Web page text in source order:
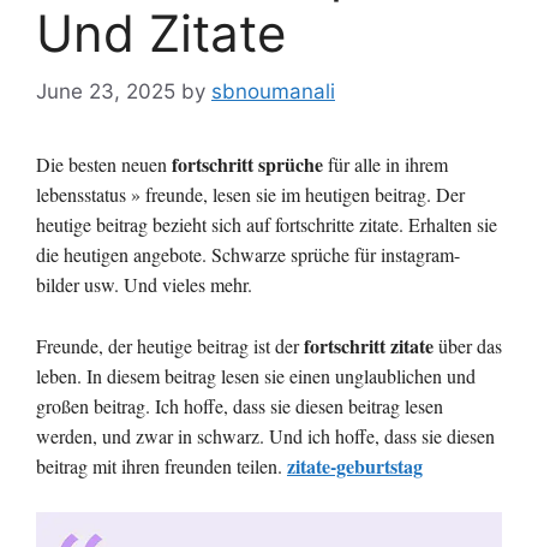
Und Zitate
June 23, 2025 by sbnoumanali
Die besten neuen fortschritt sprüchefür alle in ihrem
lebensstatus » freunde, lesen sie im heutigen beitrag. Der
heutige beitrag bezieht sich auf fortschritte zitate. Erhalten sie
die heutigen angebote. Schwarze sprüche für instagram-
bilder usw. Und vieles mehr.
Freunde, der heutige beitrag ist derfortschritt zitateüber das
leben. In diesem beitrag lesen sie einen unglaublichen und
großen beitrag. Ich hoffe, dass sie diesen beitrag lesen
werden, und zwar in schwarz. Und ich hoffe, dass sie diesen
beitrag mit ihren freunden teilen. zitate-geburtstag